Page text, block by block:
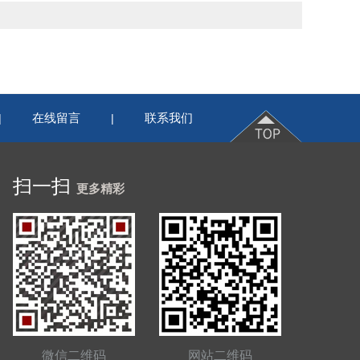
在线留言 | 联系我们
扫一扫 更多精彩
微信二维码 网站二维码